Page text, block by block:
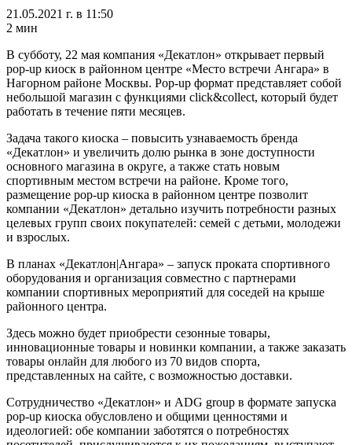
21.05.2021 г. в 11:50
2 мин
В субботу, 22 мая компания «Декатлон» открывает первый
pop-up киоск в районном центре «Место встречи Ангара» в
Нагорном районе Москвы. Pop-up формат представляет собой
небольшой магазин c функциями click&collect, который будет
работать в течение пяти месяцев.
Задача такого киоска – повысить узнаваемость бренда
«Декатлон» и увеличить долю рынка в зоне доступности
основного магазина в округе, а также стать новым
спортивным местом встречи на районе. Кроме того,
размещение pop-up киоска в районном центре позволит
компании «Декатлон» детально изучить потребности разных
целевых групп своих покупателей: семей с детьми, молодежи
и взрослых.
В планах «Декатлон|Ангара» – запуск проката спортивного
оборудования и организация совместно с партнерами
компании спортивных мероприятий для соседей на крыше
районного центра.
Здесь можно будет приобрести сезонные товары,
инновационные товары и новинки компании, а также заказать
товары онлайн для любого из 70 видов спорта,
представленных на сайте, с возможностью доставки.
Сотрудничество «Декатлон» и ADG group в формате запуска
pop-up киоска обусловлено и общими ценностями и
идеологией: обе компании заботятся о потребностях